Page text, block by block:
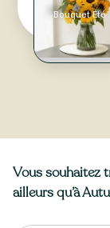
Bouquet Été
Vous souhaitez
ailleurs qu’à